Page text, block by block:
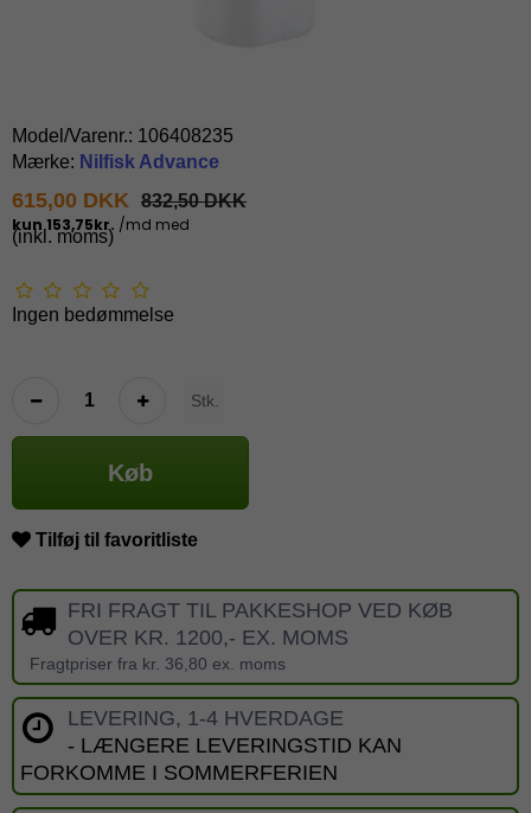
Model/Varenr.: 106408235
Mærke: Nilfisk Advance
615,00 DKK 832,50 DKK
(inkl. moms)
Ingen bedømmelse
Stk.
Køb
Tilføj til favoritliste
FRI FRAGT TIL PAKKESHOP VED KØB
OVER KR. 1200,- EX. MOMS
Fragtpriser fra kr. 36,80 ex. moms
LEVERING, 1-4 HVERDAGE
- LÆNGERE LEVERINGSTID KAN
FORKOMME I SOMMERFERIEN